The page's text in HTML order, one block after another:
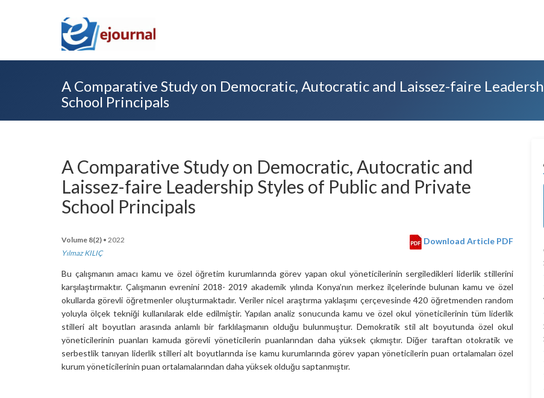
A Comparative Study on Democratic, Autocratic and Laissez-faire
School Principals
A Comparative Study on Democratic, Autocratic and
Laissez-faire Leadership Styles of Public and Private
School Principals
Download Article PDF
Volume 8(2) • 2022
Yılmaz KILIÇ
Bu çalışmanın amacı kamu ve özel öğretim kurumlarında görev yapan okul yöneticilerinin sergiledikleri liderlik stillerini
karşılaştırmaktır. Çalışmanın evrenini 2018- 2019 akademik yılında Konya’nın merkez ilçelerinde bulunan kamu ve özel
okullarda görevli öğretmenler oluşturmaktadır. Veriler nicel araştırma yaklaşımı çerçevesinde 420 öğretmenden random
yoluyla ölçek tekniği kullanılarak elde edilmiştir. Yapılan analiz sonucunda kamu ve özel okul yöneticilerinin tüm liderlik
stilleri alt boyutları arasında anlamlı bir farklılaşmanın olduğu bulunmuştur. Demokratik stil alt boyutunda özel okul
yöneticilerinin puanları kamuda görevli yöneticilerin puanlarından daha yüksek çıkmıştır. Diğer taraftan otokratik ve
serbestlik tanıyan liderlik stilleri alt boyutlarında ise kamu kurumlarında görev yapan yöneticilerin puan ortalamaları özel
kurum yöneticilerinin puan ortalamalarından daha yüksek olduğu saptanmıştır.